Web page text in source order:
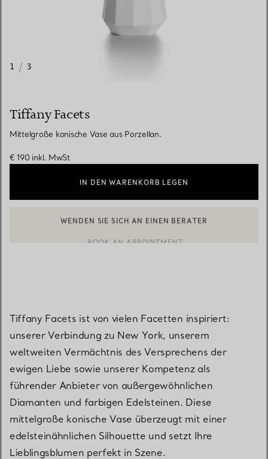
1 / 3
Tiffany Facets
Mittelgroße konische Vase aus Porzellan.
€ 190 inkl. MwSt
IN DEN WARENKORB LEGEN
Tiffany Facets ist von vielen Facetten inspiriert:
unserer Verbindung zu New York, unserem
weltweiten Vermächtnis des Versprechens der
ewigen Liebe sowie unserer Kompetenz als
führender Anbieter von außergewöhnlichen
Diamanten und farbigen Edelsteinen. Diese
mittelgroße konische Vase überzeugt mit einer
edelsteinähnlichen Silhouette und setzt Ihre
Lieblingsblumen perfekt in Szene.